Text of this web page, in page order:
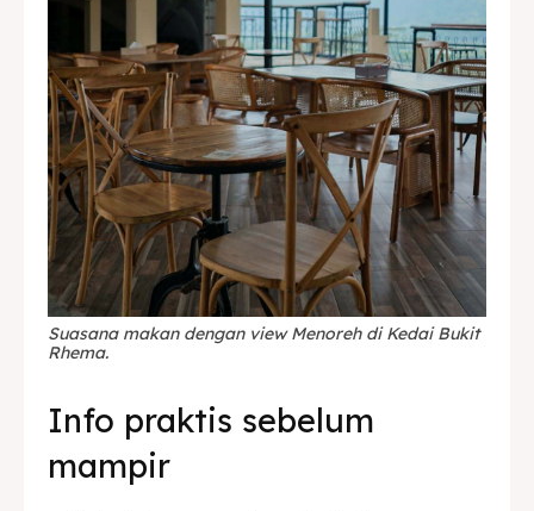
Suasana makan dengan view Menoreh di Kedai Bukit
Rhema.
Info praktis sebelum
mampir